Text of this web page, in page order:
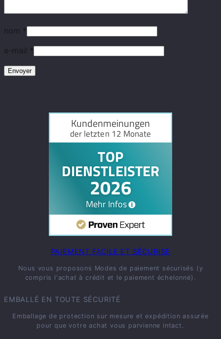
nom *
e-mail *
PAIEMENT FACILE ET SÉCURISÉ
Nous vous proposons Modes de paiement sécurisés (y
compris l'achat à crédit et le paiement échelonné).
EMBALLÉ EN TOUTE SÉCURITÉ
Emballage de protection sur mesure et expédition assurée
pour que votre achat vous parvienne intact.